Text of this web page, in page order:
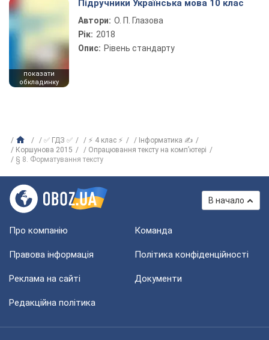
показати
обкладинку
Підручники Українська мова 10 клас
Автори: О. П. Глазова
Рік: 2018
Опис: Рівень стандарту
✅ ГДЗ ✅ ⚡ 4 клас ⚡
Інформатика ✍
Коршунова 2015
Опрацювання тексту на комп’ютері
§ 8. Форматування тексту
В начало
Про компанію Команда
Правова інформація Політика конфіденційності
Реклама на сайті Документи
Редакційна політика